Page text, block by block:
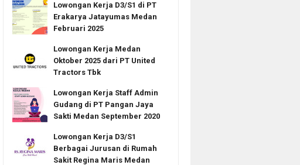
Lowongan Kerja D3/S1 di PT
Erakarya Jatayumas Medan
Februari 2025
Lowongan Kerja Medan
Oktober 2025 dari PT United
Tractors Tbk
Lowongan Kerja Staff Admin
Gudang di PT Pangan Jaya
Sakti Medan September 2020
Lowongan Kerja D3/S1
Berbagai Jurusan di Rumah
Sakit Regina Maris Medan